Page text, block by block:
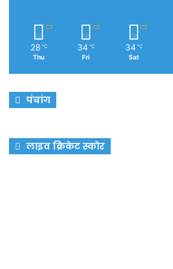
28 ℃
Thu
34 ℃
Fri
34 ℃
Sat
पंचांग
लाइव क्रिकेट स्कोर